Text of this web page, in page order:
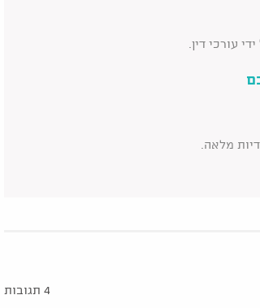
עורכי דין.
מלאה.
4 תגובות